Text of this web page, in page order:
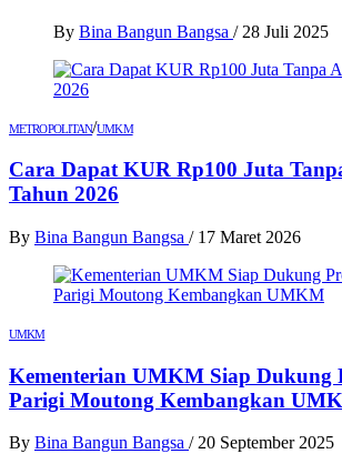
By Bina Bangun Bangsa / 28 Juli 2025
METROPOLITAN/UMKM
Cara Dapat KUR Rp100 Juta
Tahun 2026
By Bina Bangun Bangsa / 17 Maret 2026
UMKM
Kementerian UMKM Siap Dukung
Parigi Moutong Kembangkan
By Bina Bangun Bangsa / 20 September 2025